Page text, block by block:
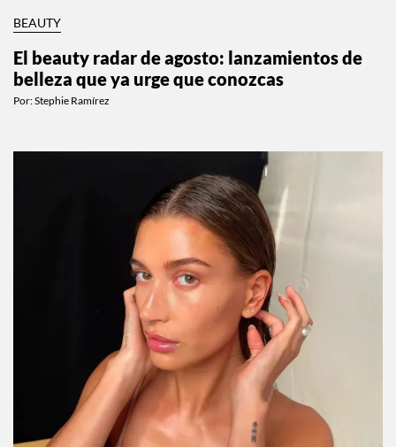
BEAUTY
El beauty radar de agosto: lanzamientos de
belleza que ya urge que conozcas
Por:Stephie Ramírez